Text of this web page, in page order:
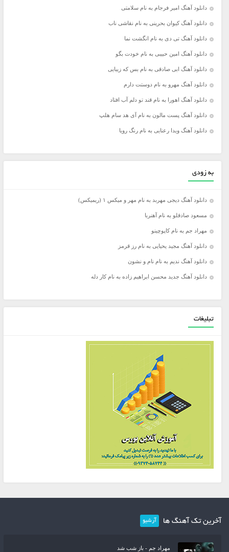
دانلود آهنگ امیر فرجام به نام سلامتی
دانلود آهنگ کیوان بحرینی به نام نقاشی ناب
دانلود آهنگ تی دی به نام انگشت نما
دانلود آهنگ امین حبیبی به نام خودت بگو
دانلود آهنگ ابی صادقی به نام بس که زیبایی
دانلود آهنگ مهرو به نام دوستت دارم
دانلود آهنگ اهورا به نام قند تو دلم آب افتاد
دانلود آهنگ پست مالون به نام آی هد سام هلپ
دانلود آهنگ ویدا رعنایی به نام رنگ رویا
به زودی
دانلود آهنگ دیجی مهربد به نام مهر و میکس ۱ (ریمیکس)
مسعود صادقلو به نام آهنربا
مهراد جم به نام کاپوچینو
دانلود آهنگ مجید یحیایی به نام رز قرمز
دانلود آهنگ ندیم به نام نام و نشون
دانلود آهنگ جدید محسن ابراهیم زاده به نام کار دله
تبلیغات
آخرین تک آهنگ ها آرشیو
مهراد جم - باز شب شد